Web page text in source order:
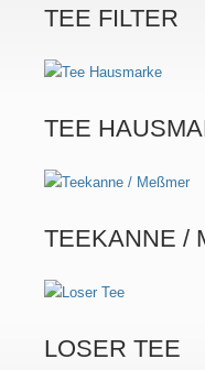
TEE FILTER
TEE
TEEKANNE /
LOSER TEE